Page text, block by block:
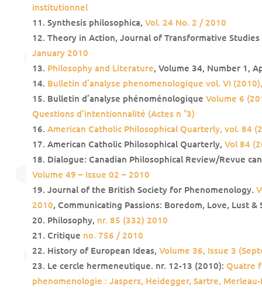
institutionnel
Synthesis philosophica, Vol. 24 No. 2 / 2010
Theory in Action, Journal of Transformative
January 2010
Philosophy and Literature, Volume 34, Number 1,
Bulletin d’analyse phenomenologique vol. VI
Bulletin d’analyse phénoménologique Volume 6
Questions d’intentionnalité (Actes n °3)
American Catholic Philosophical Quarterly, vol. 84
American Catholic Philosophical Quarterly, Vol 84
Dialogue: Canadian Philosophical Review/Revue
Volume 49 – Issue 02 – 2010
Journal of the British Society for Phenomenology.
2010, Communicating Passions: Boredom, Love, Lust &
Philosophy, nr. 85 (332) 2010
Critique no. 756 / 2010
History of European Ideas, Volume 36, Issue 3
Le cercle hermeneutique. nr. 12-13 (2010): Quatre
phenomenologie : Jaspers, Heidegger, Sartre,